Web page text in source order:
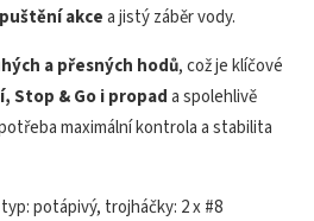
akcea jistý záběr vody.
a přesných hodů, což je klíčové
Stop & Go i propada spolehlivě
maximální kontrola a stabilita
typ: potápivý, trojháčky: 2 x #8